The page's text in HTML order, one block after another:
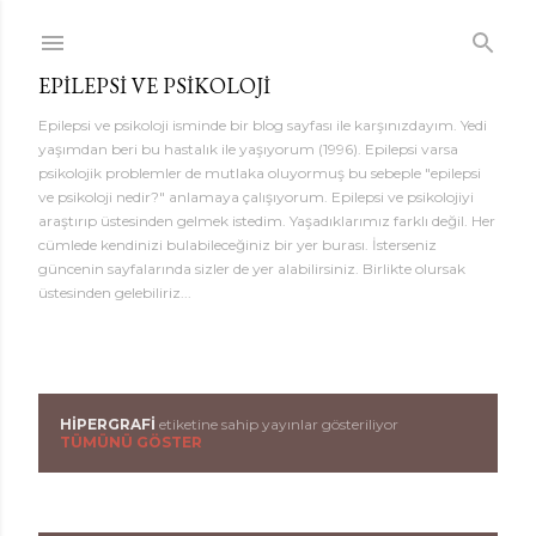
EPILEPSI VE PSIKOLOJI
Epilepsi ve psikoloji isminde bir blog sayfası ile karşınızdayım. Yedi
yaşımdan beri bu hastalık ile yaşıyorum (1996). Epilepsi varsa
psikolojik problemler de mutlaka oluyormuş bu sebeple "epilepsi
ve psikoloji nedir?" anlamaya çalışıyorum. Epilepsi ve psikolojiyi
araştırıp üstesinden gelmek istedim. Yaşadıklarımız farklı değil. Her
cümlede kendinizi bulabileceğiniz bir yer burası. İsterseniz
güncenin sayfalarında sizler de yer alabilirsiniz. Birlikte olursak
üstesinden gelebiliriz...
KHIPERGRAFI etiketine sahip yayınlar gösteriliyor
TÜMÜNÜ GÖSTER